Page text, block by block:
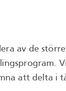
av de
att delta i